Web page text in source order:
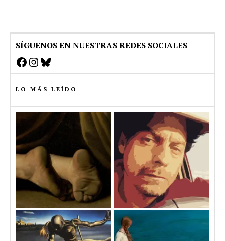
SÍGUENOS EN NUESTRAS REDES SOCIALES
Facebook
Instagram
Bluesky
LO MÁS LEÍDO